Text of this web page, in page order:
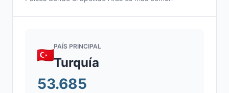
PAÍS PRINCIPAL
Turquía
53.685